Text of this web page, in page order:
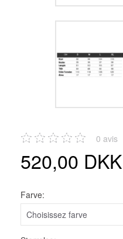
0 avis
520,00 DKK
Farve: